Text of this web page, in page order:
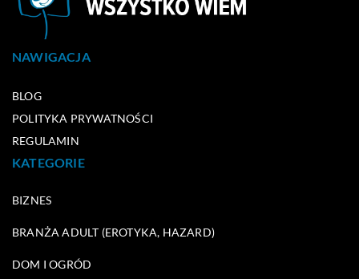
NAWIGACJA
BLOG
POLITYKA PRYWATNOŚCI
REGULAMIN
KATEGORIE
BIZNES
BRANŻA ADULT (EROTYKA, HAZARD)
DOM I OGRÓD